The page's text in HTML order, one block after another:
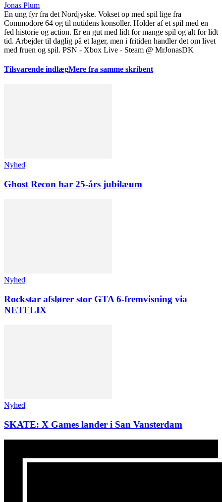
Jonas Plum
En ung fyr fra det Nordjyske. Vokset op med spil lige fra
Commodore 64 og til nutidens konsoller. Holder af et spil med en
fed historie og action. Er en gut med lidt for mange spil og alt for lidt
tid. Arbejder til daglig på et lager, men i fritiden handler det om livet
med fruen og spil. PSN - Xbox Live - Steam @ MrJonasDK
Tilsvarende indlægMere fra samme skribent
Nyhed
Ghost Recon har 25-års jubilæum
Nyhed
Rockstar afslører stor GTA 6-fremvisning via
NETFLIX
Nyhed
SKATE: X Games lander i San Vansterdam